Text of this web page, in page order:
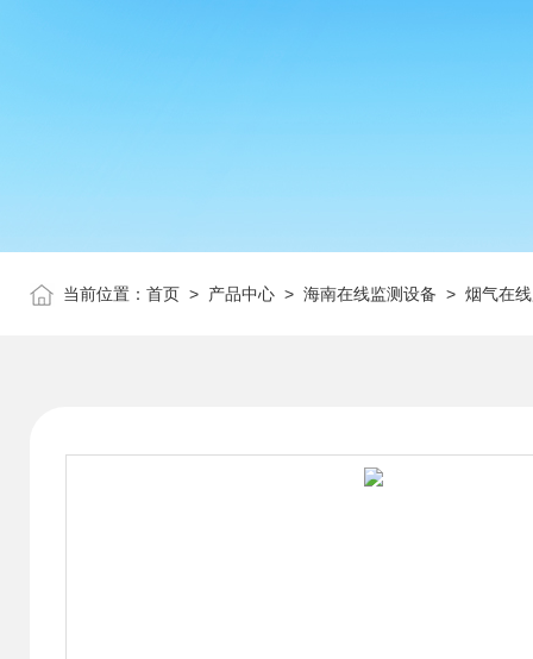
当前位置： 首页 > 产品中心 > 海南在线监测设备 > 烟气在